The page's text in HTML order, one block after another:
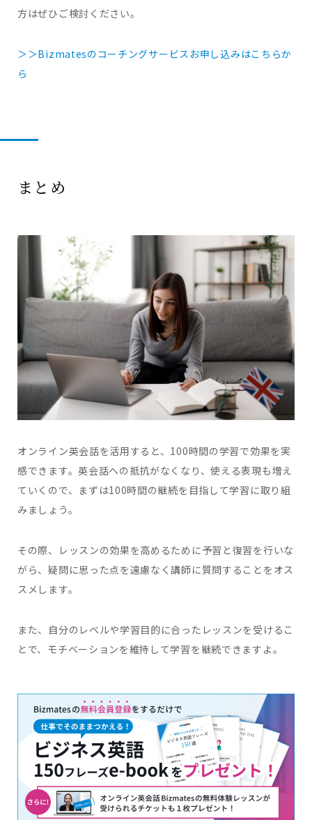
方はぜひご検討ください。
＞＞Bizmatesのコーチングサービスお申し込みはこちらか
ら
まとめ
オンライン英会話を活用すると、100時間の学習で効果を実
感できます。英会話への抵抗がなくなり、使える表現も増え
ていくので、まずは100時間の継続を目指して学習に取り組
みましょう。
その際、レッスンの効果を高めるために予習と復習を行いな
がら、疑問に思った点を遠慮なく講師に質問することをオス
スメします。
また、自分のレベルや学習目的に合ったレッスンを受けるこ
とで、モチベーションを維持して学習を継続できますよ。